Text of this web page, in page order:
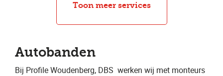
Toon meer services
Autobanden
Bij Profile Woudenberg, DBS ​ werken wij met monteurs